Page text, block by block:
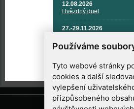
Používáme
Tyto webové stránky
cookies a další
vylepšení
přizpůsobeného
12.08.2026
Hvězdný duel
27.-29.11.2026
TECHNIKA A KOSMICKÉ
TECHNOLOGIE